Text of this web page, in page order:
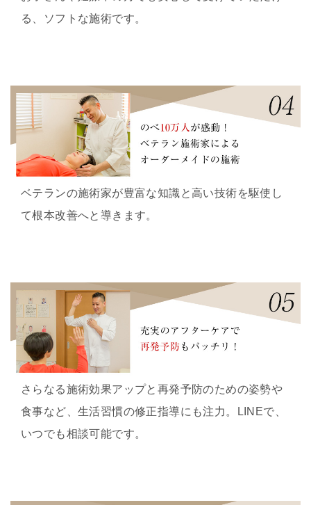
る、ソフトな施術です。
ベテランの施術家が豊富な知識と高い技術を駆使し
て根本改善へと導きます。
さらなる施術効果アップと再発予防のための姿勢や
食事など、生活習慣の修正指導にも注力。LINEで、
いつでも相談可能です。